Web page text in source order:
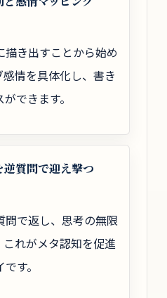
描き出すことから始め
情を具体化し、書き
できます。
質問で迎え撃つ
で返し、思考の無限
れがメタ認知を促進
す。